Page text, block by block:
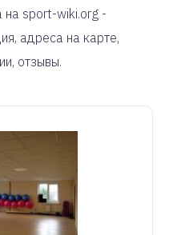
на sport-wiki.org -
адреса на карте,
отзывы.